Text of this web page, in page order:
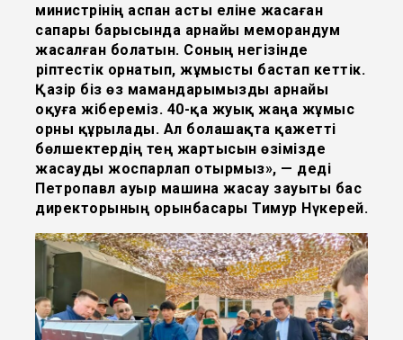
министрінің аспан асты еліне жасаған
сапары барысында арнайы меморандум
жасалған болатын. Соның негізінде
әріптестік орнатып, жұмысты бастап кеттік.
Қазір біз өз мамандарымызды арнайы
оқуға жібереміз. 40-қа жуық жаңа жұмыс
орны құрылады. Ал болашақта қажетті
бөлшектердің тең жартысын өзімізде
жасауды жоспарлап отырмыз», — деді
Петропавл ауыр машина жасау зауыты бас
директорының орынбасары Тимур Нүкерей.